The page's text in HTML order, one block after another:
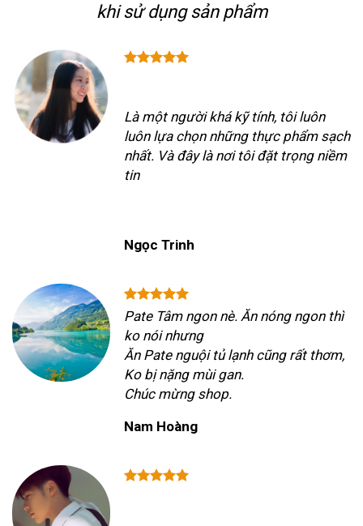
khi sử dụng sản phẩm
Là một người khá kỹ tính, tôi luôn
luôn lựa chọn những thực phẩm sạch
nhất. Và đây là nơi tôi đặt trọng niềm
tin
Ngọc Trinh
Pate Tâm ngon nè. Ăn nóng ngon thì
ko nói nhưng
Ăn Pate nguội tủ lạnh cũng rất thơm,
Ko bị nặng mùi gan.
Chúc mừng shop.
Nam Hoàng